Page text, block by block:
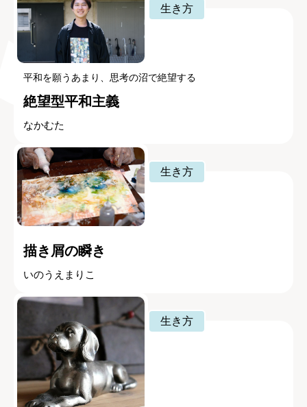
生き方
平和を願うあまり、思考の沼で絶望する
絶望型平和主義
なかむた
生き方
描き屑の瞬き
いのうえまりこ
生き方